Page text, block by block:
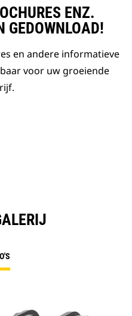
ENZ.
GEDOWNLOAD!
en andere informatieve
voor uw groeiende